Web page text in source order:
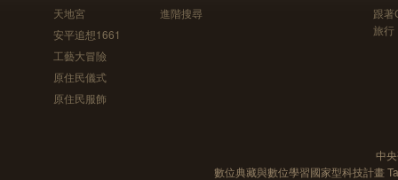
天地宮
安平追想1661
工藝大冒險
原住民儀式
原住民服飾
進階搜尋
跟
旅行
中
數位典藏與數位學習國家型科技計畫